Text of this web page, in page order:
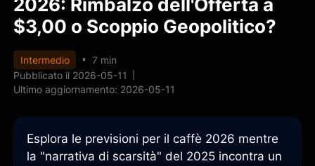
2026: Rimbalzo dell'Offerta a
$3,00 o Scoppio Geopolitico?
Intermedio
7 min
Pubblicato il 2026-05-11
Ultimo aggiornamento: 2026-05-11
Esplora le previsioni per il caffè 2026 mentre
la "narrativa di scarsità" del 2025 incontra un